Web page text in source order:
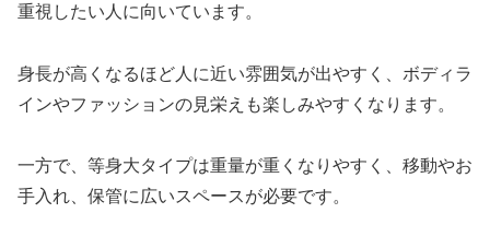
重視したい人に向いています。
身長が高くなるほど人に近い雰囲気が出やすく、ボディラ
インやファッションの見栄えも楽しみやすくなります。
一方で、等身大タイプは重量が重くなりやすく、移動やお
手入れ、保管に広いスペースが必要です。